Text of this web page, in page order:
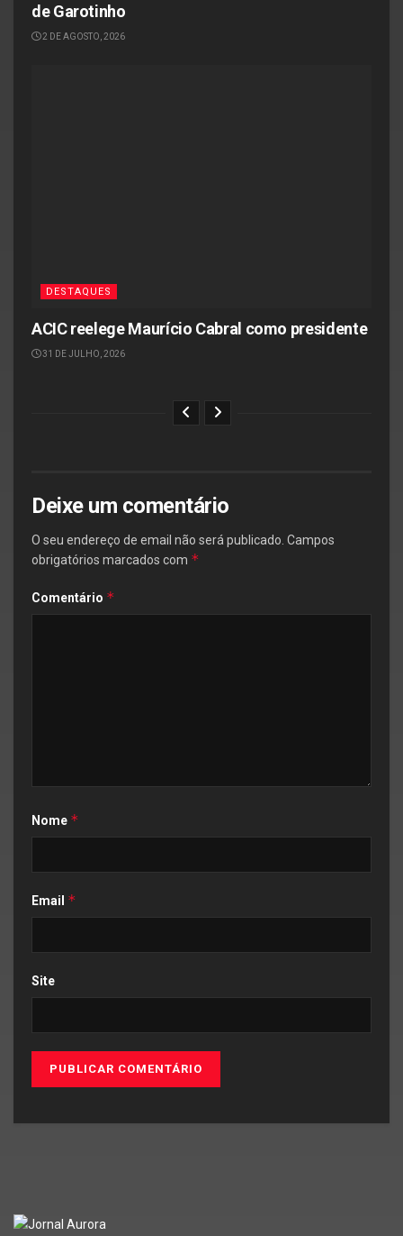
de Garotinho
2 DE AGOSTO, 2026
DESTAQUES
ACIC reelege Maurício Cabral como presidente
31 DE JULHO, 2026
Deixe um comentário
O seu endereço de email não será publicado. Campos
obrigatórios marcados com *
Comentário *
Nome *
Email *
Site